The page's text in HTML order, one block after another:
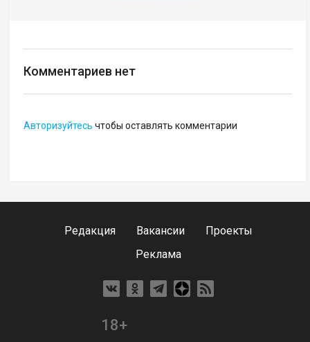
Комментариев нет
Авторизуйтесь чтобы оставлять комментарии
Редакция Вакансии
Проекты
Реклама
18+